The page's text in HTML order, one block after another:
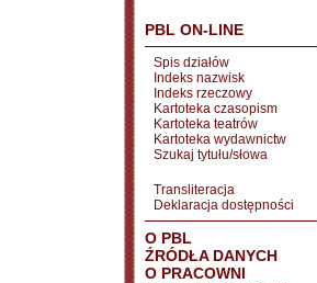
PBL ON-LINE
Spis działów
Indeks nazwisk
Indeks rzeczowy
Kartoteka czasopism
Kartoteka teatrów
Kartoteka wydawnictw
Szukaj tytułu/słowa
Transliteracja
Deklaracja dostępności
O PBL
ŹRÓDŁA DANYCH
O PRACOWNI